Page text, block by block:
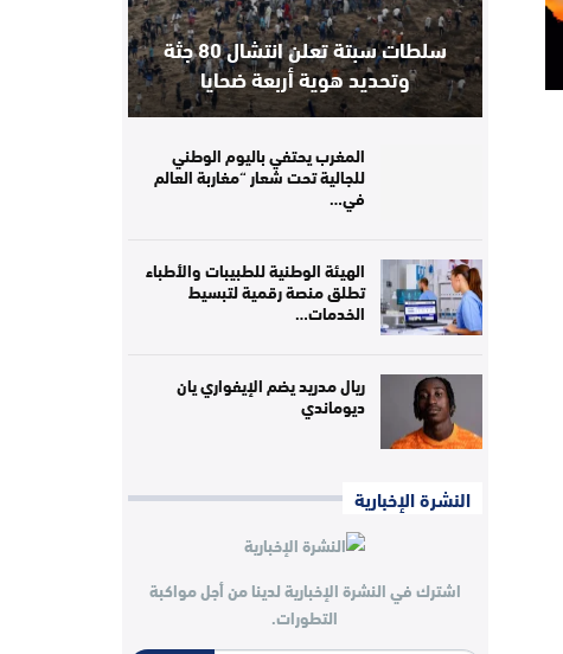
سلطات سبتة تعلن انتشال 80 جثة
وتحديد هوية أربعة ضحايا
المغرب يحتفي باليوم الوطني
للجالية تحت شعار “مغاربة العالم
في…
الهيئة الوطنية للطبيبات والأطباء
تطلق منصة رقمية لتبسيط
الخدمات…
ريال مدريد يضم الإيفواري يان
ديوماندي
النشرة الإخبارية
اشترك في النشرة الإخبارية لدينا من أجل مواكبة
التطورات.